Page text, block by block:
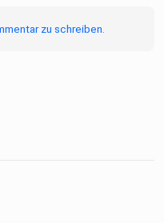
zu schreiben.